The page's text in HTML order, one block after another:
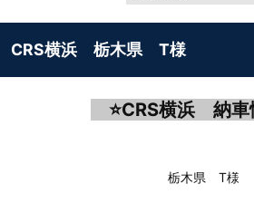
CRS横浜 栃木県 T様
⭐CRS横浜 納車
栃木県 T様